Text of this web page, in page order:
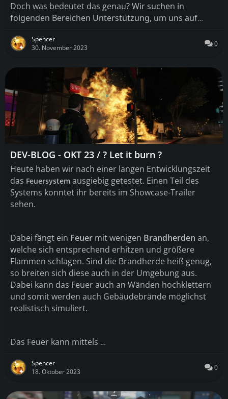
Doch was bedeutet das genau? Wir suchen in
folgenden Bereichen Unterstützung, um uns auf…
Spencer
30. November 2023
0
DEV-BLOG - OKT 23 / ? Let it burn ?
Heute haben wir nach einer langen Entwicklungszeit
das Feuersystem ausgiebig getestet. Einen Teil des
Systems konntet ihr bereits im Showcase-Trailer
sehen.
Dabei fängt ein Feuer mit wenigen Brandherden an,
welche sich entsprechend erhitzen und größere
Flammen schlagen. Sind die Brandherde heiß genug,
so breiten sich diese auch in der Umgebung aus.
Dabei kann das Feuer auch an Wänden hochklettern
und somit werden auch Gebäudebrände möglichst
realistisch simuliert.
Das Feuer kann mittels …
Spencer
18. Oktober 2023
0